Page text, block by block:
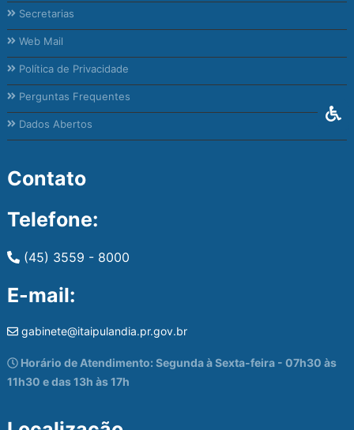
Secretarias
Web Mail
Política de Privacidade
Perguntas Frequentes
Dados Abertos
Contato
Telefone:
(45) 3559 - 8000
E-mail:
gabinete@itaipulandia.pr.gov.br
Horário de Atendimento: Segunda à Sexta-feira - 07h30 às
11h30 e das 13h às 17h